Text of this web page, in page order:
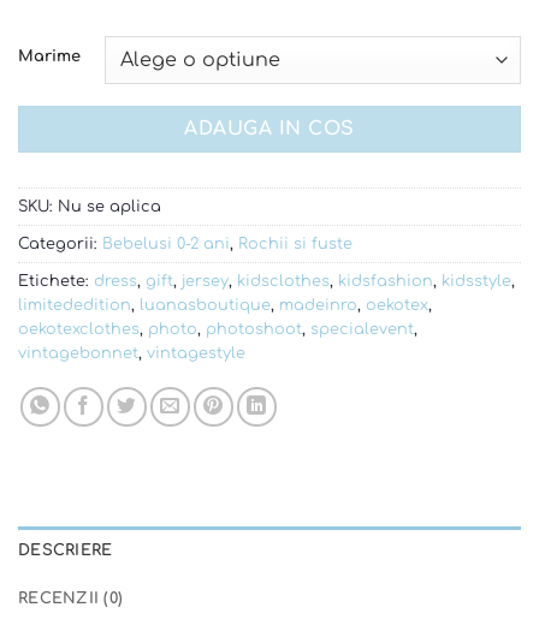
Marime
ADAUGA IN COS
SKU: Nu se aplica
Categorii: Bebelusi 0-2 ani, Rochii si fuste
Etichete: dress, gift, jersey, kidsclothes, kidsfashion, kidsstyle,
limitededition, luanasboutique, madeinro, oekotex,
oekotexclothes, photo, photoshoot, specialevent,
vintagebonnet, vintagestyle
DESCRIERE
RECENZII (0)